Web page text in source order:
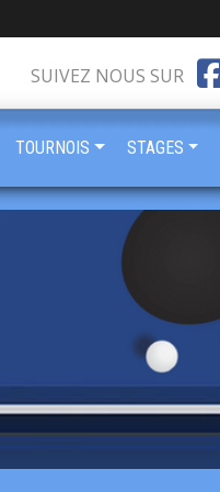
SUIVEZ NOUS SUR
TOURNOIS STAGES